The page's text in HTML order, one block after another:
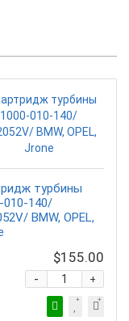
турбины
010-140/
BMW, OPEL,
$155.00
+
-